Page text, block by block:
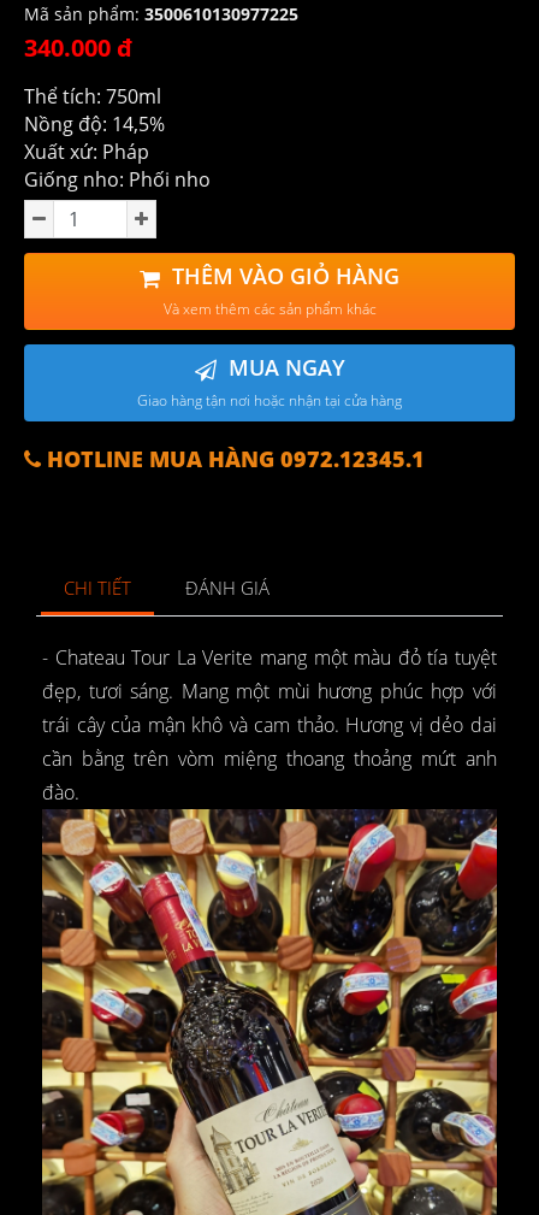
Mã sản phẩm: 3500610130977225
340.000 đ
Thể tích: 750ml
Nồng độ: 14,5%
Xuất xứ: Pháp
Giống nho: Phối nho
THÊM VÀO GIỎ HÀNG
Và xem thêm các sản phẩm khác
MUA NGAY
Giao hàng tận nơi hoặc nhận tại cửa hàng
HOTLINE MUA HÀNG 0972.12345.1
CHI TIẾT ĐÁNH GIÁ
- Chateau Tour La Verite mang một màu đỏ tía tuyệt
đẹp, tươi sáng. Mang một mùi hương phúc hợp với
trái cây của mận khô và cam thảo. Hương vị dẻo dai
cần bằng trên vòm miệng thoang thoảng mứt anh
đào.